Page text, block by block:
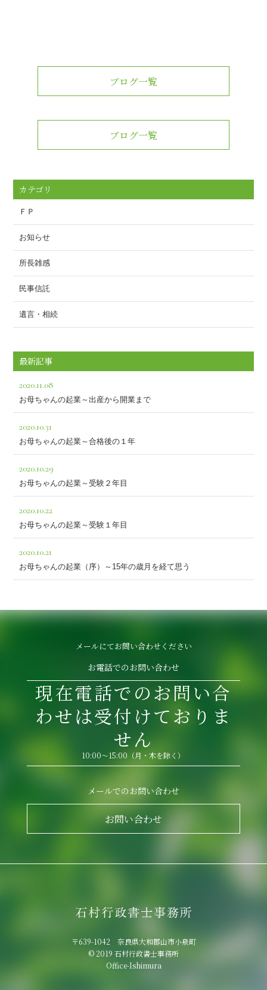
ブログ一覧
ブログ一覧
カテゴリ
ＦＰ
お知らせ
所長雑感
民事信託
遺言・相続
最新記事
2020.11.08
お母ちゃんの起業～出産から開業まで
2020.10.31
お母ちゃんの起業～合格後の１年
2020.10.29
お母ちゃんの起業～受験２年目
2020.10.22
お母ちゃんの起業～受験１年目
2020.10.21
お母ちゃんの起業（序）～15年の歳月を経て思う
メールにてお問い合わせください
お電話でのお問い合わせ
現在電話でのお問い合
わせは受付けておりま
せん
10:00～15:00（月・木を除く）
メールでのお問い合わせ
お問い合わせ
〒639-1042 奈良県大和郡山市小泉町
© 2019 石村行政書士事務所
Office-Ishimura